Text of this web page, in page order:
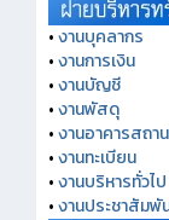
•งานบุคลากร
•งานการเงิน
•งานบัญชี
•งานพัสดุ
•งานอาคารสถา
•งานทะเบียน
•งานบริหารทั่วไป
•งานประชาสัมพั